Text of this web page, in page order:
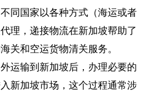
同国家以各种方式（海运或者
理，递接物流在新加坡帮助了
关和空运货物清关服务。
运输到新加坡后，办理必要的
新加坡市场，这个过程通常涉